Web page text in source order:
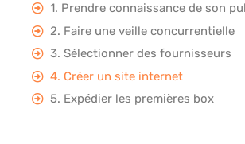
1. Prendre connaissance de son
2. Faire une veille concurrentielle
3. Sélectionner des fournisseurs
4. Créer un site internet
5. Expédier les premières box